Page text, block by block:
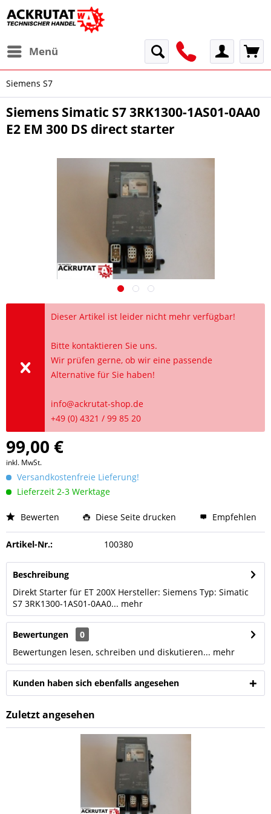
Menü
Siemens S7
Siemens Simatic S7 3RK1300-1AS01-0AA0
E2 EM 300 DS direct starter
Dieser Artikel ist leider nicht mehr verfügbar!
Bitte kontaktieren Sie uns.
Wir prüfen gerne, ob wir eine passende
Alternative für Sie haben!
info@ackrutat-shop.de
+49 (0) 4321 / 99 85 20
99,00 €
inkl. MwSt.
Versandkostenfreie Lieferung!
Lieferzeit 2-3 Werktage
Bewerten Diese Seite drucken Empfehlen
Artikel-Nr.: 100380
Beschreibung
Direkt Starter für ET 200X Hersteller: Siemens Typ: Simatic
S7 3RK1300-1AS01-0AA0... mehr
Bewertungen
0
Bewertungen lesen, schreiben und diskutieren... mehr
Kunden haben sich ebenfalls angesehen
Zuletzt angesehen